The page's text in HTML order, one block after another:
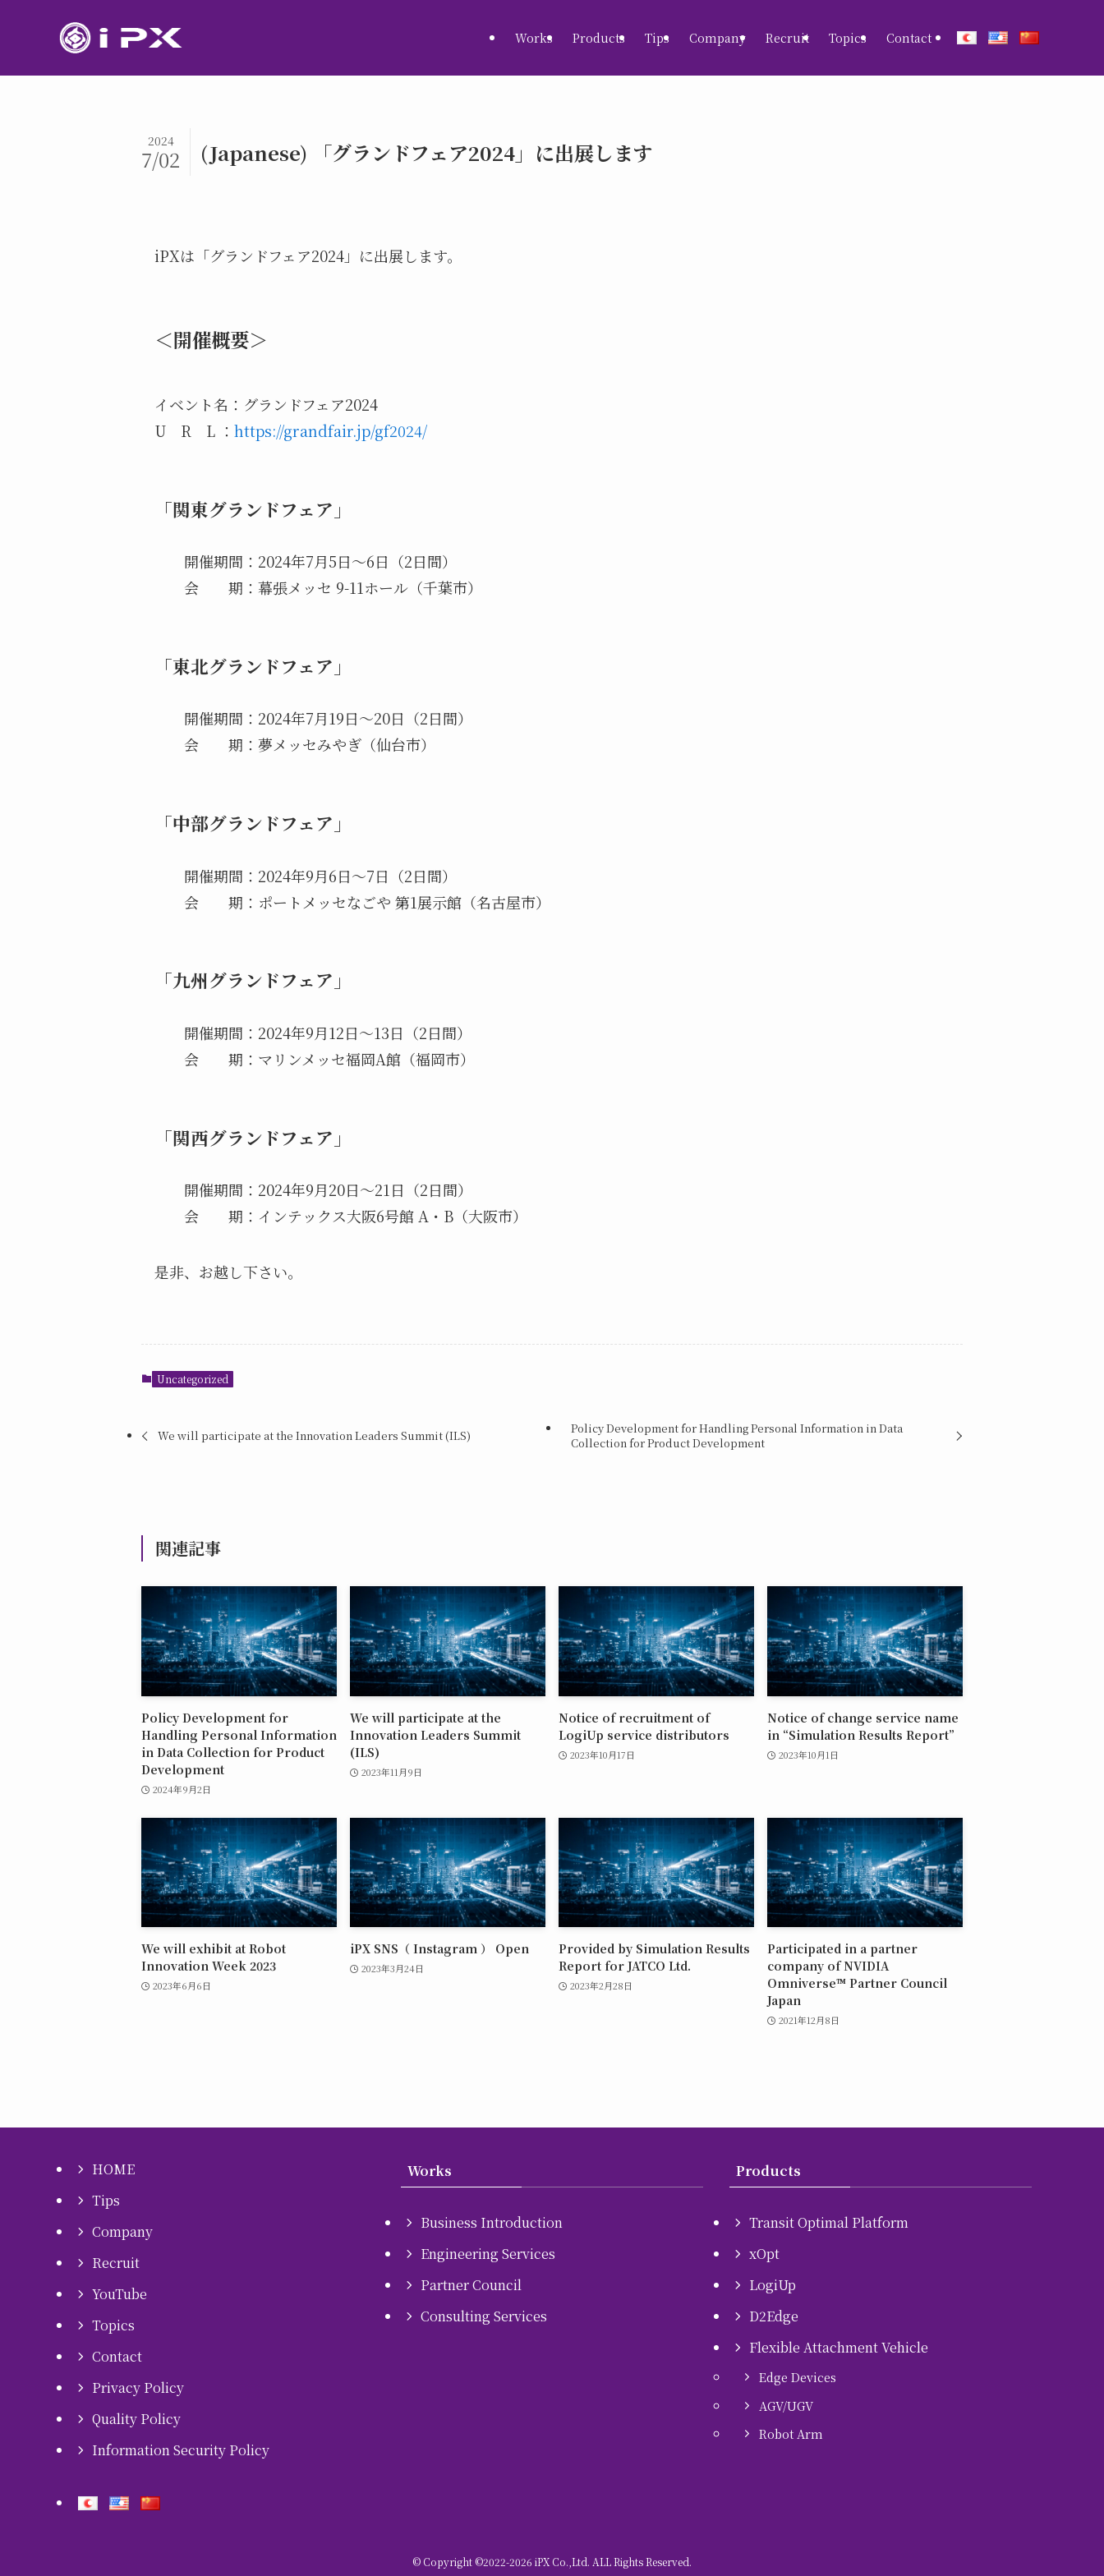
Works Products Tips Company Recruit Topics Contact
(Japanese) 「グランドフェア2024」に出展します
2024
7/02
iPXは「グランドフェア2024」に出展します。
＜開催概要＞
イベント名：グランドフェア2024
U R L ： https://grandfair.jp/gf2024/
「関東グランドフェア」
開催期間：2024年7月5日～6日（2日間）
会 期：幕張メッセ 9-11ホール（千葉市）
「東北グランドフェア」
開催期間：2024年7月19日～20日（2日間）
会 期：夢メッセみやぎ（仙台市）
「中部グランドフェア」
開催期間：2024年9月6日～7日（2日間）
会 期：ポートメッセなごや 第1展示館（名古屋市）
「九州グランドフェア」
開催期間：2024年9月12日～13日（2日間）
会 期：マリンメッセ福岡A館（福岡市）
「関西グランドフェア」
開催期間：2024年9月20日～21日（2日間）
会 期：インテックス大阪6号館 A・B（大阪市）
是非、お越し下さい。
Uncategorized
We will participate at the Innovation Leaders Summit (ILS)
Policy Development for Handling Personal Information in Data
Collection for Product Development
関連記事
Policy Development for
Handling Personal Information
in Data Collection for Product
Development
2024年9月2日
We will participate at the
Innovation Leaders Summit
(ILS)
2023年11月9日
Notice of recruitment of
LogiUp service distributors
2023年10月17日
Notice of change service name
in “Simulation Results Report”
2023年10月1日
We will exhibit at Robot
Innovation Week 2023
2023年6月6日
iPX SNS（ Instagram ） Open
2023年3月24日
Provided by Simulation Results
Report for JATCO Ltd.
2023年2月28日
Participated in a partner
company of NVIDIA
Omniverse™ Partner Council
Japan
2021年12月8日
HOME
Tips
Company
Recruit
YouTube
Topics
Contact
Privacy Policy
Quality Policy
Information Security Policy
Works
Business Introduction
Engineering Services
Partner Council
Consulting Services
Products
Transit Optimal Platform
xOpt
LogiUp
D2Edge
Flexible Attachment Vehicle
Edge Devices
AGV/UGV
Robot Arm
© Copyright ©2022-2026 iPX Co.,Ltd. ALL Rights Reserved.